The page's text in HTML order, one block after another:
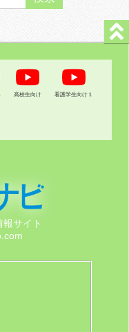
高校生向け 看護学生向け１
サイト